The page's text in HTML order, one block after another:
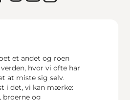
et andet og roen
hvor vi ofte har
at miste sig selv.
i det, vi kan mærke:
broerne og